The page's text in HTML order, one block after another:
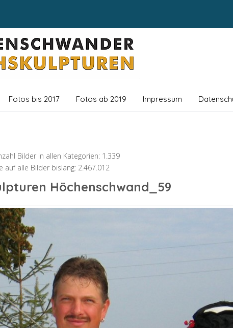
Fotos bis 2017 Fotos ab 2019 Impressum
Bilder in allen Kategorien: 1.339
auf alle Bilder bislang: 2.467.012
Höchenschwand_59